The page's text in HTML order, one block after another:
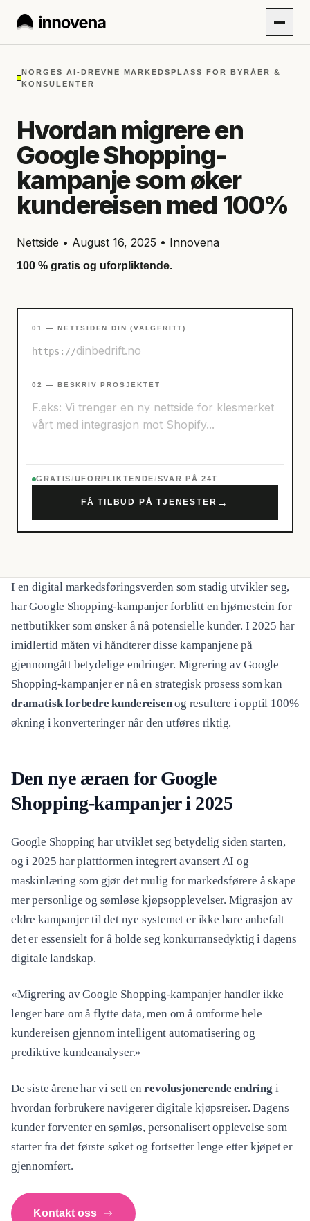
NORGES AI-DREVNE MARKEDSPLASS FOR BYRÅER &
KONSULENTER
Hvordan migrere en
Google Shopping-
kampanje som øker
kundereisen med 100%
Nettside • August 16, 2025 • Innovena
100 % gratis og uforpliktende.
01 — NETTSIDEN DIN (VALGFRITT)
https://
02 — BESKRIV PROSJEKTET
GRATIS/UFORPLIKTENDE/SVAR PÅ 24T
FÅ TILBUD PÅ TJENESTER →
I en digital markedsføringsverden som stadig utvikler seg,
har Google Shopping-kampanjer forblitt en hjørnestein for
nettbutikker som ønsker å nå potensielle kunder. I 2025 har
imidlertid måten vi håndterer disse kampanjene på
gjennomgått betydelige endringer. Migrering av Google
Shopping-kampanjer er nå en strategisk prosess som kan
dramatisk forbedre kundereisenog resultere i opptil 100%
økning i konverteringer når den utføres riktig.
Den nye æraen for Google
Shopping-kampanjer i 2025
Google Shopping har utviklet seg betydelig siden starten,
og i 2025 har plattformen integrert avansert AI og
maskinlæring som gjør det mulig for markedsførere å skape
mer personlige og sømløse kjøpsopplevelser. Migrasjon av
eldre kampanjer til det nye systemet er ikke bare anbefalt –
det er essensielt for å holde seg konkurransedyktig i dagens
digitale landskap.
«Migrering av Google Shopping-kampanjer handler ikke
lenger bare om å flytte data, men om å omforme hele
kundereisen gjennom intelligent automatisering og
prediktive kundeanalyser.»
De siste årene har vi sett enrevolusjonerende endring i
hvordan forbrukere navigerer digitale kjøpsreiser. Dagens
kunder forventer en sømløs, personalisert opplevelse som
starter fra det første søket og fortsetter lenge etter kjøpet er
gjennomført.
Kontakt oss